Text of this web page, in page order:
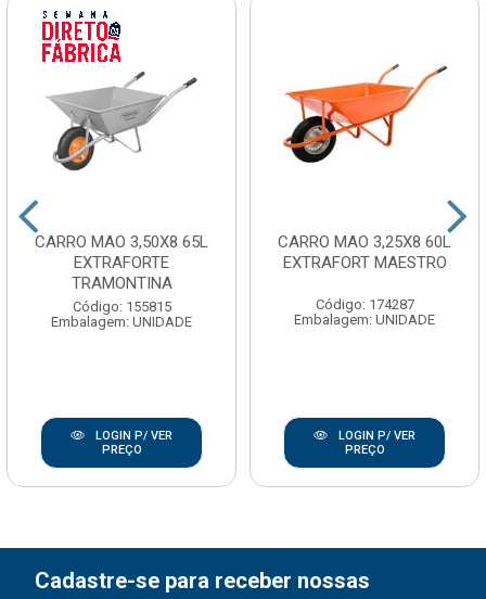
CARRO MAO 3,50X8 65L
EXTRAFORTE
TRAMONTINA
Código: 155815
Embalagem: UNIDADE
LOGIN P/ VER
PREÇO
CARRO MAO 3,25X8 60L
EXTRAFORT MAESTRO
Código: 174287
Embalagem: UNIDADE
LOGIN P/ VER
PREÇO
Cadastre-se para receber nossas